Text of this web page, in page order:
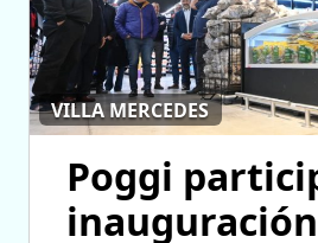
VILLA MERCEDES
Poggi